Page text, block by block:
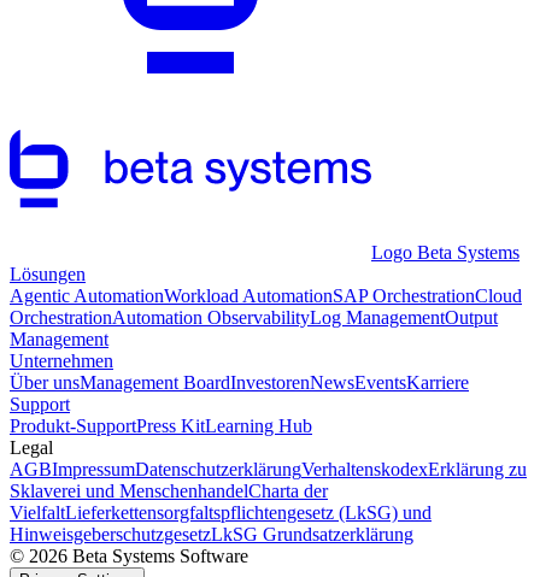
Logo Beta Systems
Lösungen
Agentic AutomationWorkload AutomationSAP OrchestrationCloud
OrchestrationAutomation ObservabilityLog ManagementOutput
Management
Unternehmen
Über unsManagement BoardInvestorenNewsEventsKarriere
Support
Produkt-SupportPress KitLearning Hub
Legal
AGBImpressumDatenschutzerklärungVerhaltenskodexErklärung zu
Sklaverei und MenschenhandelCharta der
VielfaltLieferkettensorgfaltspflichtengesetz (LkSG) und
HinweisgeberschutzgesetzLkSG Grundsatzerklärung
© 2026 Beta Systems Software